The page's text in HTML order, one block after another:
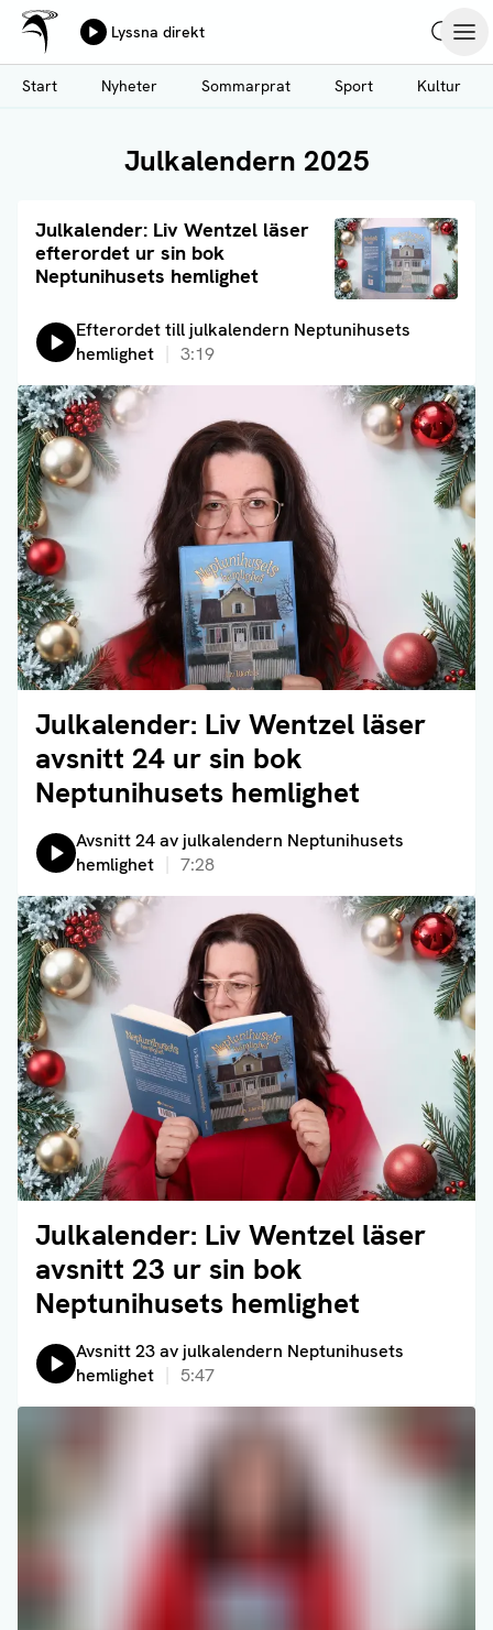
Hoppa
till
huvudinnehåll
Ålands Radio & TV
Lyssna direkt
Start
Nyheter Sommarprat Sport Kultur
Julkalendern 2025
Julkalender: Liv Wentzel läser
efterordet ur sin bok
Neptunihusets hemlighet
Läs artikel
Lyssna på:
Efterordet till julkalendern Neptunihusets
hemlighet
3:19
Julkalender: Liv Wentzel läser
avsnitt 24 ur sin bok
Neptunihusets hemlighet
Läs artikel
Lyssna på:
Avsnitt 24 av julkalendern Neptunihusets
hemlighet
7:28
Julkalender: Liv Wentzel läser
avsnitt 23 ur sin bok
Neptunihusets hemlighet
Läs artikel
Lyssna på:
Avsnitt 23 av julkalendern Neptunihusets
hemlighet
5:47